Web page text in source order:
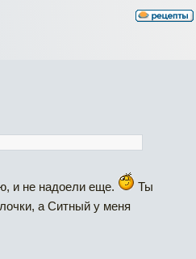
и не надоели еще.
Ты
а Ситный у меня